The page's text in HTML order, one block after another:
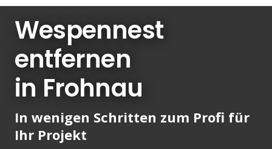
Wespennest
entfernen
in Frohnau
In wenigen Schritten zum Profi für
Ihr Projekt